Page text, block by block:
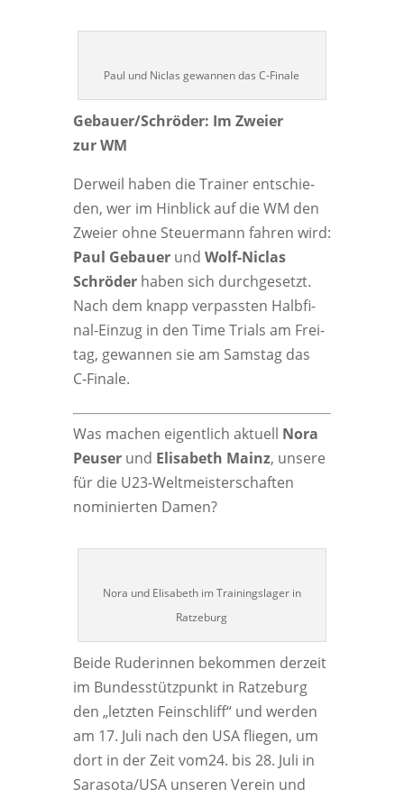
Paul und Nic­las gewan­nen das C‑Finale
Gebauer/Schröder: Im Zwei­er
zur WM
Der­weil haben die Trai­ner ent­schie­
den, wer im Hin­blick auf die WM den
Zwei­er ohne Steu­er­mann fah­ren wird:
Paul Gebau­er und Wolf-Nic­las
Schrö­der haben sich durch­ge­setzt.
Nach dem knapp ver­pass­ten Halb­fi­
nal-Ein­zug in den Time Tri­als am Frei­
tag, gewan­nen sie am Sams­tag das
C‑Finale.
Was machen eigent­lich aktu­ell Nora
Peu­ser und Eli­sa­beth Mainz, unse­re
für die U23-Welt­meis­ter­schaf­ten
nomi­nier­ten Damen?
Nora und Eli­sa­beth im Trai­nings­la­ger in
Ratzeburg
Bei­de Rude­rin­nen bekom­men der­zeit
im Bun­des­stütz­punkt in Rat­ze­burg
den „letz­ten Fein­schliff“ und wer­den
am 17. Juli nach den USA flie­gen, um
dort in der Zeit vom24. bis 28. Juli in
Sarasota/USA unse­ren Ver­ein und